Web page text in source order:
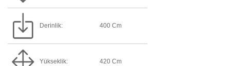
Derinlik: 400 Cm
Yükseklik: 420 Cm